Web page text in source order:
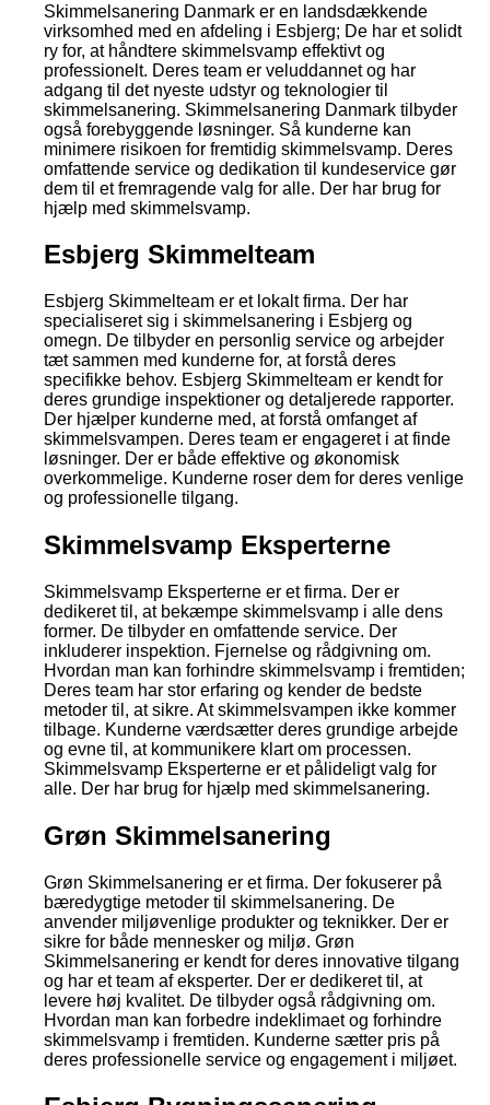
Skimmelsanering Danmark er en landsdækkende
virksomhed med en afdeling i Esbjerg; De har et solidt
ry for, at håndtere skimmelsvamp effektivt og
professionelt. Deres team er veluddannet og har
adgang til det nyeste udstyr og teknologier til
skimmelsanering. Skimmelsanering Danmark tilbyder
også forebyggende løsninger. Så kunderne kan
minimere risikoen for fremtidig skimmelsvamp. Deres
omfattende service og dedikation til kundeservice gør
dem til et fremragende valg for alle. Der har brug for
hjælp med skimmelsvamp.
Esbjerg Skimmelteam
Esbjerg Skimmelteam er et lokalt firma. Der har
specialiseret sig i skimmelsanering i Esbjerg og
omegn. De tilbyder en personlig service og arbejder
tæt sammen med kunderne for, at forstå deres
specifikke behov. Esbjerg Skimmelteam er kendt for
deres grundige inspektioner og detaljerede rapporter.
Der hjælper kunderne med, at forstå omfanget af
skimmelsvampen. Deres team er engageret i at finde
løsninger. Der er både effektive og økonomisk
overkommelige. Kunderne roser dem for deres venlige
og professionelle tilgang.
Skimmelsvamp Eksperterne
Skimmelsvamp Eksperterne er et firma. Der er
dedikeret til, at bekæmpe skimmelsvamp i alle dens
former. De tilbyder en omfattende service. Der
inkluderer inspektion. Fjernelse og rådgivning om.
Hvordan man kan forhindre skimmelsvamp i fremtiden;
Deres team har stor erfaring og kender de bedste
metoder til, at sikre. At skimmelsvampen ikke kommer
tilbage. Kunderne værdsætter deres grundige arbejde
og evne til, at kommunikere klart om processen.
Skimmelsvamp Eksperterne er et pålideligt valg for
alle. Der har brug for hjælp med skimmelsanering.
Grøn Skimmelsanering
Grøn Skimmelsanering er et firma. Der fokuserer på
bæredygtige metoder til skimmelsanering. De
anvender miljøvenlige produkter og teknikker. Der er
sikre for både mennesker og miljø. Grøn
Skimmelsanering er kendt for deres innovative tilgang
og har et team af eksperter. Der er dedikeret til, at
levere høj kvalitet. De tilbyder også rådgivning om.
Hvordan man kan forbedre indeklimaet og forhindre
skimmelsvamp i fremtiden. Kunderne sætter pris på
deres professionelle service og engagement i miljøet.